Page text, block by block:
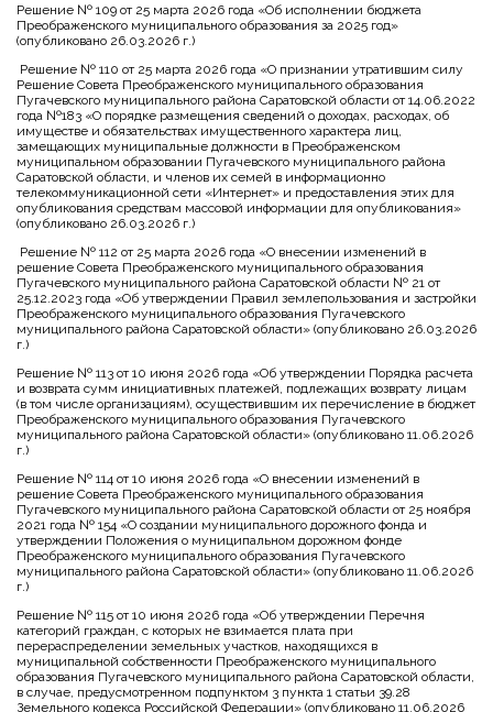
Решение № 109 от 25 марта 2026 года «Об исполнении бюджета
Преображенского муниципального образования за 2025 год»
(опубликовано 26.03.2026 г.)
Решение № 110 от 25 марта 2026 года «О признании утратившим силу
Решение Совета Преображенского муниципального образования
Пугачевского муниципального района Саратовской области от 14.06.2022
года №183 «О порядке размещения сведений о доходах, расходах, об
имуществе и обязательствах имущественного характера лиц,
замещающих муниципальные должности в Преображенском
муниципальном образовании Пугачевского муниципального района
Саратовской области, и членов их семей в информационно
телекоммуникационной сети «Интернет» и предоставления этих для
опубликования средствам массовой информации для опубликования»
(опубликовано 26.03.2026 г.)
Решение № 112 от 25 марта 2026 года «О внесении изменений в
решение Совета Преображенского муниципального образования
Пугачевского муниципального района Саратовской области № 21 от
25.12.2023 года «Об утверждении Правил землепользования и застройки
Преображенского муниципального образования Пугачевского
муниципального района Саратовской области» (опубликовано 26.03.2026
г.)
Решение № 113 от 10 июня 2026 года «Об утверждении Порядка расчета
и возврата сумм инициативных платежей, подлежащих возврату лицам
(в том числе организациям), осуществившим их перечисление в бюджет
Преображенского муниципального образования Пугачевского
муниципального района Саратовской области» (опубликовано 11.06.2026
г.)
Решение № 114 от 10 июня 2026 года «О внесении изменений в
решение Совета Преображенского муниципального образования
Пугачевского муниципального района Саратовской области от 25 ноября
2021 года № 154 «О создании муниципального дорожного фонда и
утверждении Положения о муниципальном дорожном фонде
Преображенского муниципального образования Пугачевского
муниципального района Саратовской области» (опубликовано 11.06.2026
г.)
Решение № 115 от 10 июня 2026 года «Об утверждении Перечня
категорий граждан, с которых не взимается плата при
перераспределении земельных участков, находящихся в
муниципальной собственности Преображенского муниципального
образования Пугачевского муниципального района Саратовской области,
в случае, предусмотренном подпунктом 3 пункта 1 статьи 39.28
Земельного кодекса Российской Федерации» (опубликовано 11.06.2026